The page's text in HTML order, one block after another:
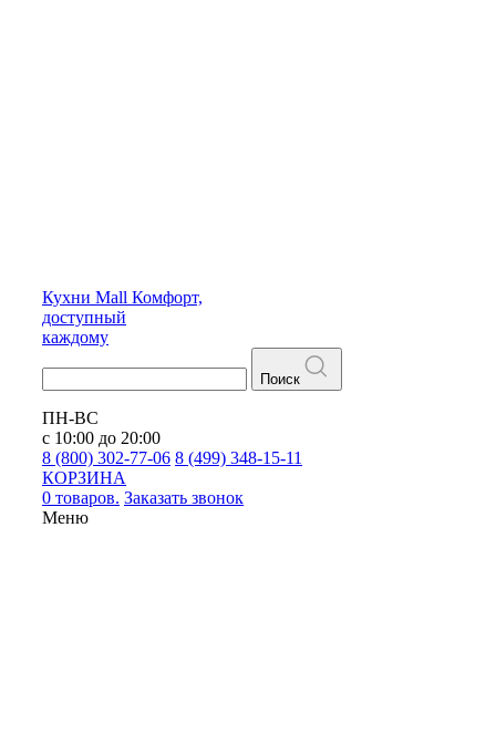
Кухни Mall Комфорт,
доступный
каждому
Поиск
ПН-ВС
с 10:00 до 20:00
8 (800) 302-77-06 8 (499) 348-15-11
КОРЗИНА
0 товаров. Заказать звонок
Меню